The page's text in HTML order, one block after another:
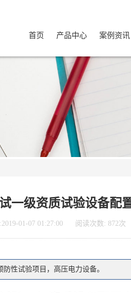
首页 产品中心 案例资讯
一级资质试验设备配
01-07 01:27:00 阅读次数: 872次
性试验项目，高压电力设备。